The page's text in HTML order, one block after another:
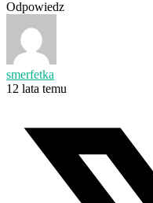
Odpowiedz
smerfetka
12 lata temu